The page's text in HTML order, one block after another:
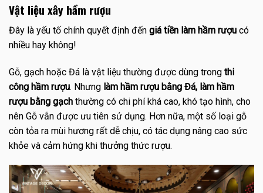
Vật liệu xây hầm rượu
Đây là yếu tố chính quyết định đến giá tiền làm hầm rượu có
nhiều hay không!
Gỗ, gạch hoặc Đá là vật liệu thường được dùng trong thi
công hầm rượu. Nhưng làm hầm rượu bằng Đá, làm hầm
rượu bằng gạch thường có chi phí khá cao, khó tạo hình, cho
nên Gỗ vẫn được ưu tiên sử dụng. Hơn nữa, một số loại gỗ
còn tỏa ra mùi hương rất dễ chịu, có tác dụng nâng cao sức
khỏe và cảm hứng khi thưởng thức rượu.